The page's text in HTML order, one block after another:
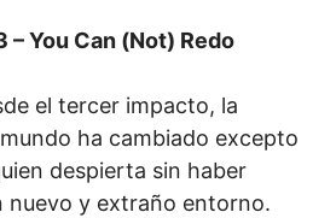
– You Can (Not) Redo
el tercer impacto, la
ha cambiado excepto
despierta sin haber
nuevo y extraño entorno.